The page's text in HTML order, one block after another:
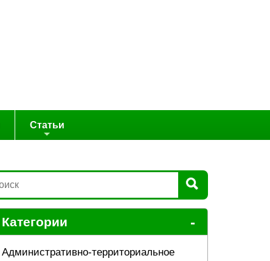
Статьи
Категории -
Административно-территориальное